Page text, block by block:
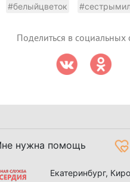
#белыйцветок
Поделиться в социальных
нужна помощь
Екатеринбург,